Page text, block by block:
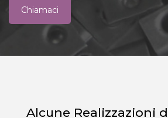
Chiamaci
Alcune Realizzazioni